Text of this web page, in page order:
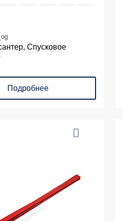
Спусковое
Подробнее